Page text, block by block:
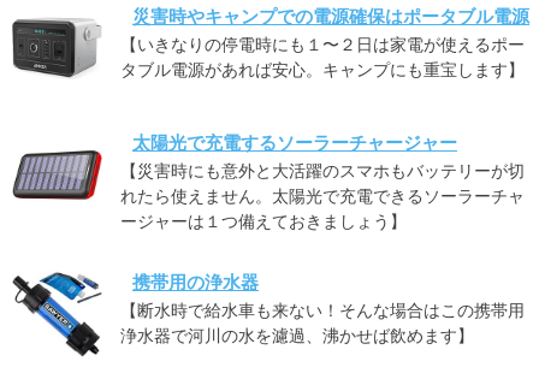
災害時やキャンプでの電源確保はポータブル電源
【いきなりの停電時にも１〜２日は家電が使えるポー
タブル電源があれば安心。キャンプにも重宝します】
太陽光で充電するソーラーチャージャー
【災害時にも意外と大活躍のスマホもバッテリーが切
れたら使えません。太陽光で充電できるソーラーチャ
ージャーは１つ備えておきましょう】
携帯用の浄水器
【断水時で給水車も来ない！そんな場合はこの携帯用
浄水器で河川の水を濾過、沸かせば飲めます】